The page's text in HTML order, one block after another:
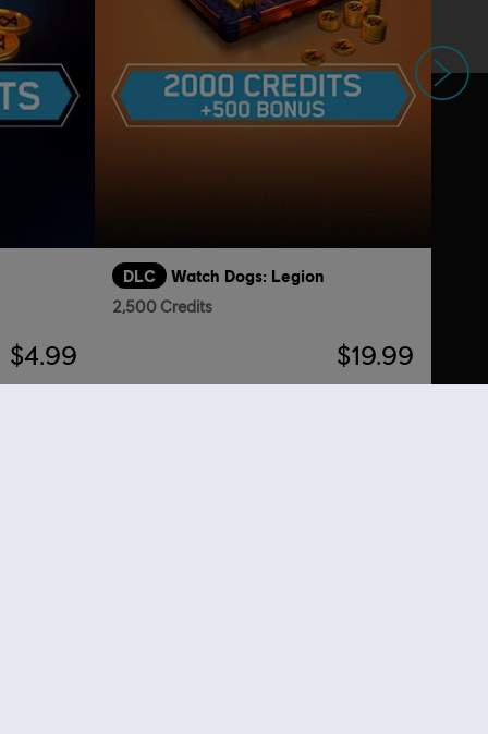
$4.99
DLC Watch Dogs: Legion
2,500 Credits
$19.99
Siguiente